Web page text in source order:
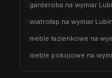
garderoba na wymiar
wiatrołap na wymiar Lubin
meble łazienkowe na
meble pokojowe na